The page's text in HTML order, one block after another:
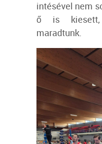
intésével nem
ő is
maradtunk.